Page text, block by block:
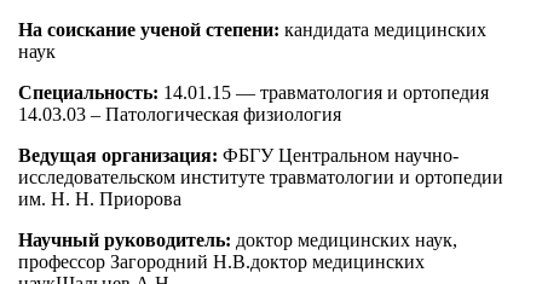
На соискание ученой степени: кандидата медицинских
наук
Специальность: 14.01.15 — травматология и ортопедия
14.03.03 – Патологическая физиология
Ведущая организация: ФБГУ Центральном научно-
исследовательском институте травматологии и ортопедии
им. Н. Н. Приорова
Научный руководитель: доктор медицинских наук,
профессор Загородний Н.В.доктор медицинских